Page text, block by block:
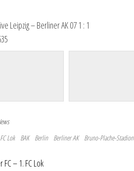
Leipzig – Berliner AK 07 1 : 1
Lok BAK Berlin Berliner AK Bruno-Plache-Stadion
FC – 1. FC Lok